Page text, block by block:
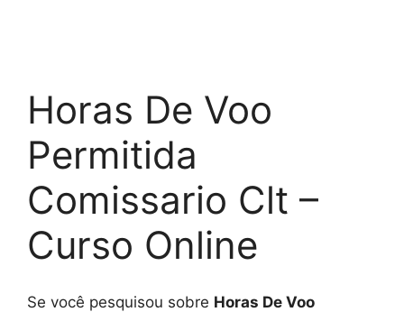
Horas De Voo
Permitida
Comissario Clt –
Curso Online
Se você pesquisou sobre Horas De Voo